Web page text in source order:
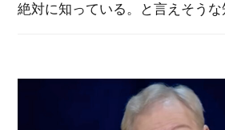
絶対に知っている。と言えそう